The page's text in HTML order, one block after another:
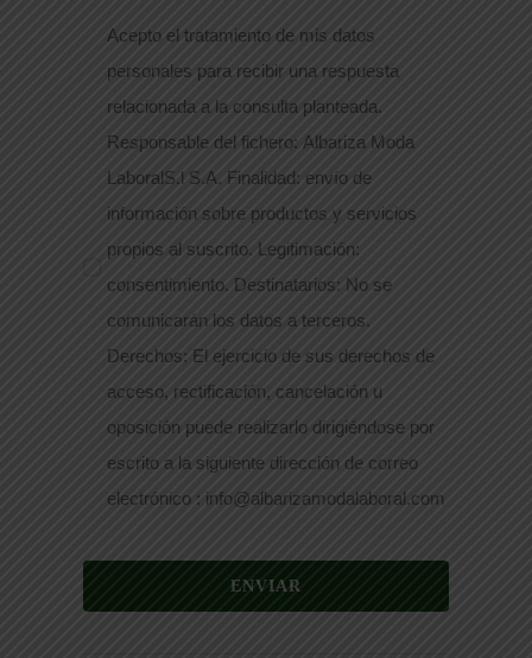
Acepto el tratamiento de mis datos
personales para recibir una respuesta
relacionada a la consulta planteada.
Responsable del fichero: Albariza Moda
LaboralS.l S.A. Finalidad: envío de
información sobre productos y servicios
propios al suscrito. Legitimación:
consentimiento. Destinatarios: No se
comunicarán los datos a terceros.
Derechos: El ejercicio de sus derechos de
acceso, rectificación, cancelación u
oposición puede realizarlo dirigiéndose por
escrito a la siguiente dirección de correo
electrónico : info@albarizamodalaboral.com
ENVIAR